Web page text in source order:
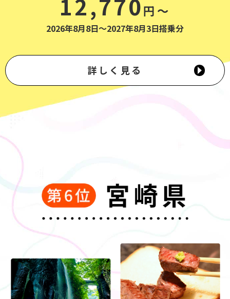
円～
2026年8月8日～2027年8月3日搭乗分
詳しく見る